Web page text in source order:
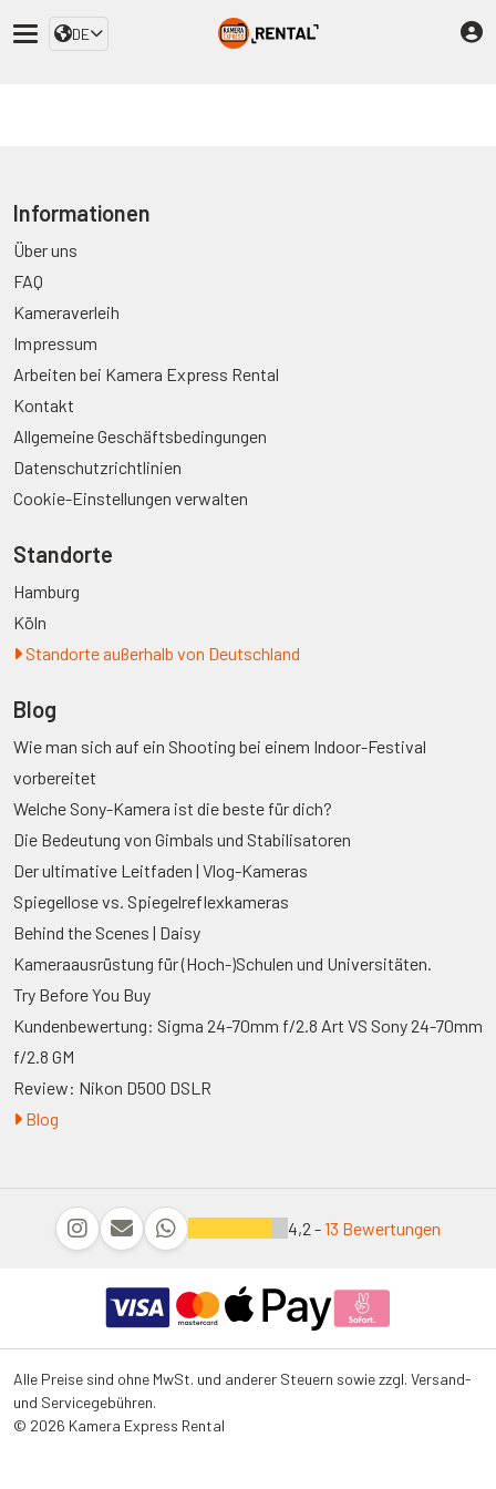
DE
Informationen
Über uns
FAQ
Kameraverleih
Impressum
Arbeiten bei Kamera Express Rental
Kontakt
Allgemeine Geschäftsbedingungen
Datenschutzrichtlinien
Cookie-Einstellungen verwalten
Standorte
Hamburg
Köln
Standorte außerhalb von Deutschland
Blog
Wie man sich auf ein Shooting bei einem Indoor-Festival
vorbereitet
Welche Sony-Kamera ist die beste für dich?
Die Bedeutung von Gimbals und Stabilisatoren
Der ultimative Leitfaden | Vlog-Kameras
Spiegellose vs. Spiegelreflexkameras
Behind the Scenes | Daisy
Kameraausrüstung für (Hoch-)Schulen und Universitäten.
Try Before You Buy
Kundenbewertung: Sigma 24-70mm f/2.8 Art VS Sony 24-70mm
f/2.8 GM
Review: Nikon D500 DSLR
Blog
4,2 -13 Bewertungen
Alle Preise sind ohne MwSt. und anderer Steuern sowie zzgl. Versand-
und Servicegebühren.
© 2026 Kamera Express Rental